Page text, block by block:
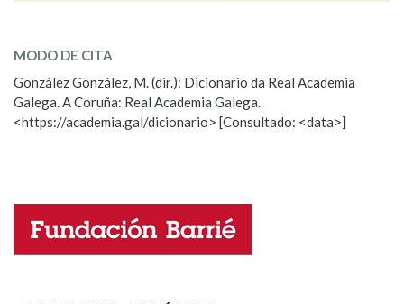
costa
costo, costa
ESCOLLE UNHA OPCIÓN:
Propoño mellorar a definición
Falta unha voz
MODO DE CITA
González González, M. (dir.): Dicionario da Real Academia
Galega. A Coruña: Real Academia Galega.
<https://academia.gal/dicionario> [Consultado: <data>]